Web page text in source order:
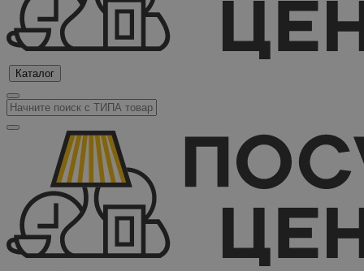
Каталог